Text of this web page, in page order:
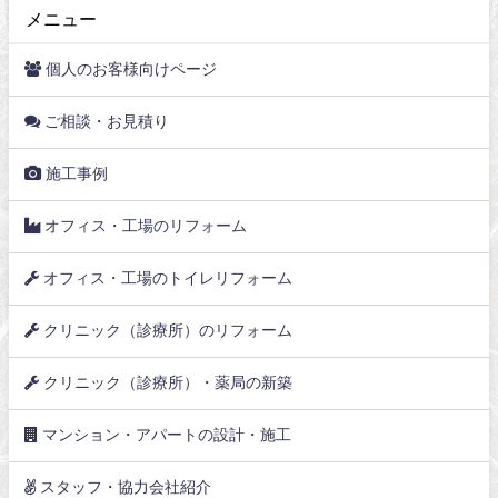
メニュー
個人のお客様向けページ
ご相談・お見積り
施工事例
オフィス・工場のリフォーム
オフィス・工場のトイレリフォーム
クリニック（診療所）のリフォーム
クリニック（診療所）・薬局の新築
マンション・アパートの設計・施工
スタッフ・協力会社紹介